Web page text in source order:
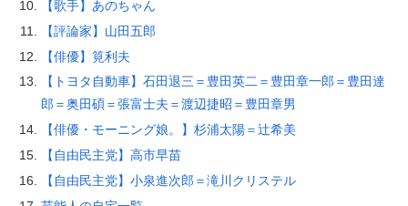
【歌手】あのちゃん
【評論家】山田五郎
【俳優】筧利夫
【トヨタ自動車】石田退三＝豊田英二＝豊田章一郎＝豊田達
郎＝奥田碩＝張富士夫＝渡辺捷昭＝豊田章男
【俳優・モーニング娘。】杉浦太陽＝辻希美
【自由民主党】高市早苗
【自由民主党】小泉進次郎＝滝川クリステル